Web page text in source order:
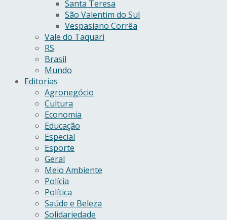
Santa Teresa
São Valentim do Sul
Vespasiano Corrêa
Vale do Taquari
RS
Brasil
Mundo
Editorias
Agronegócio
Cultura
Economia
Educação
Especial
Esporte
Geral
Meio Ambiente
Polícia
Política
Saúde e Beleza
Solidariedade